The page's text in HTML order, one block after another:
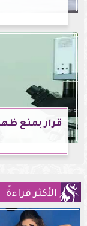
قرار بمنع
الأكثر قراءةً